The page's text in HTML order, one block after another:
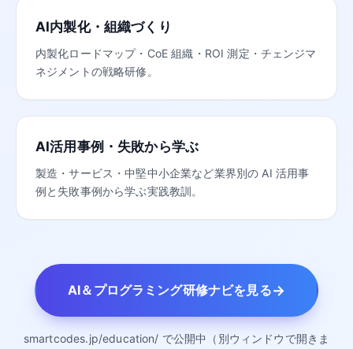
AI内製化・組織づくり
内製化ロードマップ・CoE 組織・ROI 測定・チェンジマ
ネジメントの戦略研修。
AI活用事例・失敗から学ぶ
製造・サービス・中堅中小企業など業界別の AI 活用事
例と失敗事例から学ぶ実践教訓。
AI＆プログラミング研修ナビを見る→
smartcodes.jp/education/ で公開中（別ウィンドウで開きま